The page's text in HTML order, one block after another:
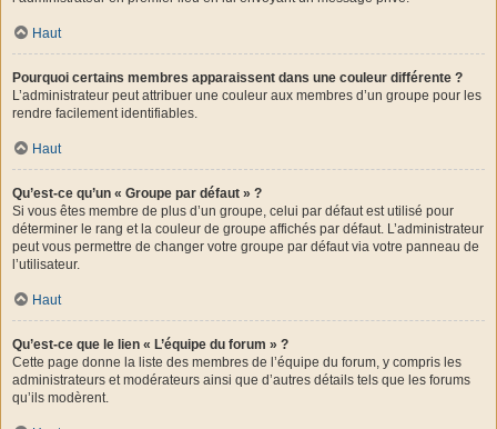
Haut
Pourquoi certains membres apparaissent dans une couleur différente ?
L’administrateur peut attribuer une couleur aux membres d’un groupe pour les
rendre facilement identifiables.
Haut
Qu’est-ce qu’un « Groupe par défaut » ?
Si vous êtes membre de plus d’un groupe, celui par défaut est utilisé pour
déterminer le rang et la couleur de groupe affichés par défaut. L’administrateur
peut vous permettre de changer votre groupe par défaut via votre panneau de
l’utilisateur.
Haut
Qu’est-ce que le lien « L’équipe du forum » ?
Cette page donne la liste des membres de l’équipe du forum, y compris les
administrateurs et modérateurs ainsi que d’autres détails tels que les forums
qu’ils modèrent.